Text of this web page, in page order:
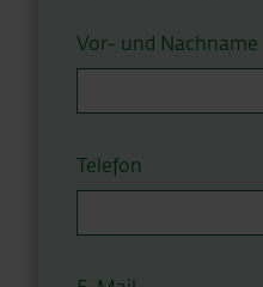
Vor- und Nachname
Telefon